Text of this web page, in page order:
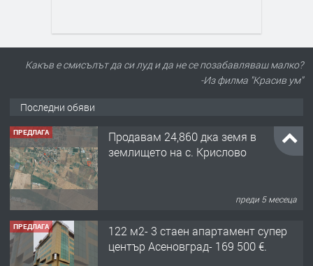
Какъв е смисълът да си луд и да не се позабавляваш малко?
-Из филма "Красив ум"
Последни обяви
ПРЕДЛАГА
Продавам 24,860 дка земя в
землището на с. Крислово
преди 5 месеца
ПРЕДЛАГА
122 м2- 3 стаен апартамент супер
център Асеновград- 169 500 €.